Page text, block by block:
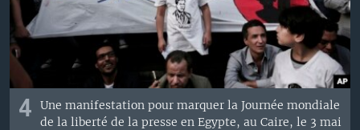
4
Une manifestation pour marquer la Journée mondiale
de la liberté de la presse en Egypte, au Caire, le 3 mai